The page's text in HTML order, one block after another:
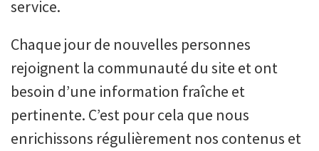
service.
Chaque jour de nouvelles personnes
rejoignent la communauté du site et ont
besoin d’une information fraîche et
pertinente. C’est pour cela que nous
enrichissons régulièrement nos contenus et